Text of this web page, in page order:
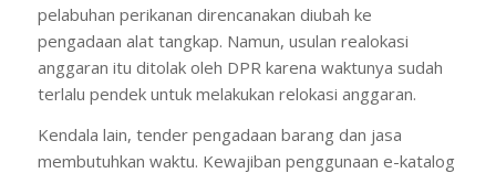
pelabuhan perikanan direncanakan diubah ke
pengadaan alat tangkap. Namun, usulan realokasi
anggaran itu ditolak oleh DPR karena waktunya sudah
terlalu pendek untuk melakukan relokasi anggaran.
Kendala lain, tender pengadaan barang dan jasa
membutuhkan waktu. Kewajiban penggunaan e-katalog